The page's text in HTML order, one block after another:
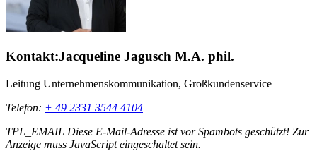
Kontakt:Jacqueline Jagusch M.A. phil.
Leitung Unternehmenskommunikation, Großkundenservice
Telefon: + 49 2331 3544 4104
TPL_EMAIL Diese E-Mail-Adresse ist vor Spambots geschützt! Zur
Anzeige muss JavaScript eingeschaltet sein.